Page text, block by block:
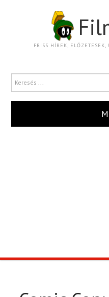
FRISS HÍREK, ELŐZETESEK,